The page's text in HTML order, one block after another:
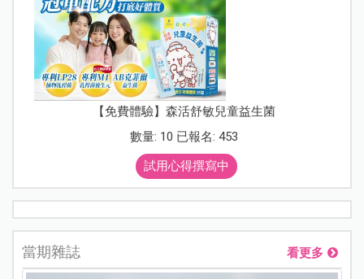
【免費體驗】森活舒敏兒童益生菌
數量: 10 已報名: 453
試用心得撰寫中
當期雜誌 看更多